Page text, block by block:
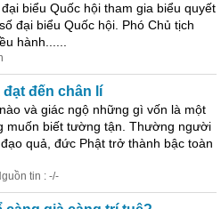
biểu Quốc hội tham gia biểu quyết
đại biểu Quốc hội. Phó Chủ tịch
hành......
đạt đến chân lí
và giác ngộ những gì vốn là một
muốn biết tường tận. Thường người
quả, đức Phật trở thành bậc toàn
tin : -/-